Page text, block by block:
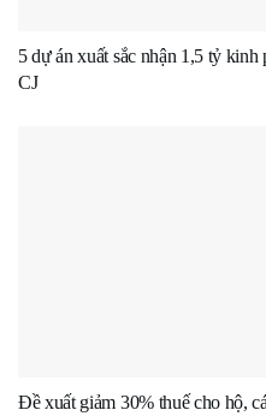
5 dự án xuất sắc nhận 1,5 tỷ
CJ
Đề xuất giảm 30% thuế cho hộ,